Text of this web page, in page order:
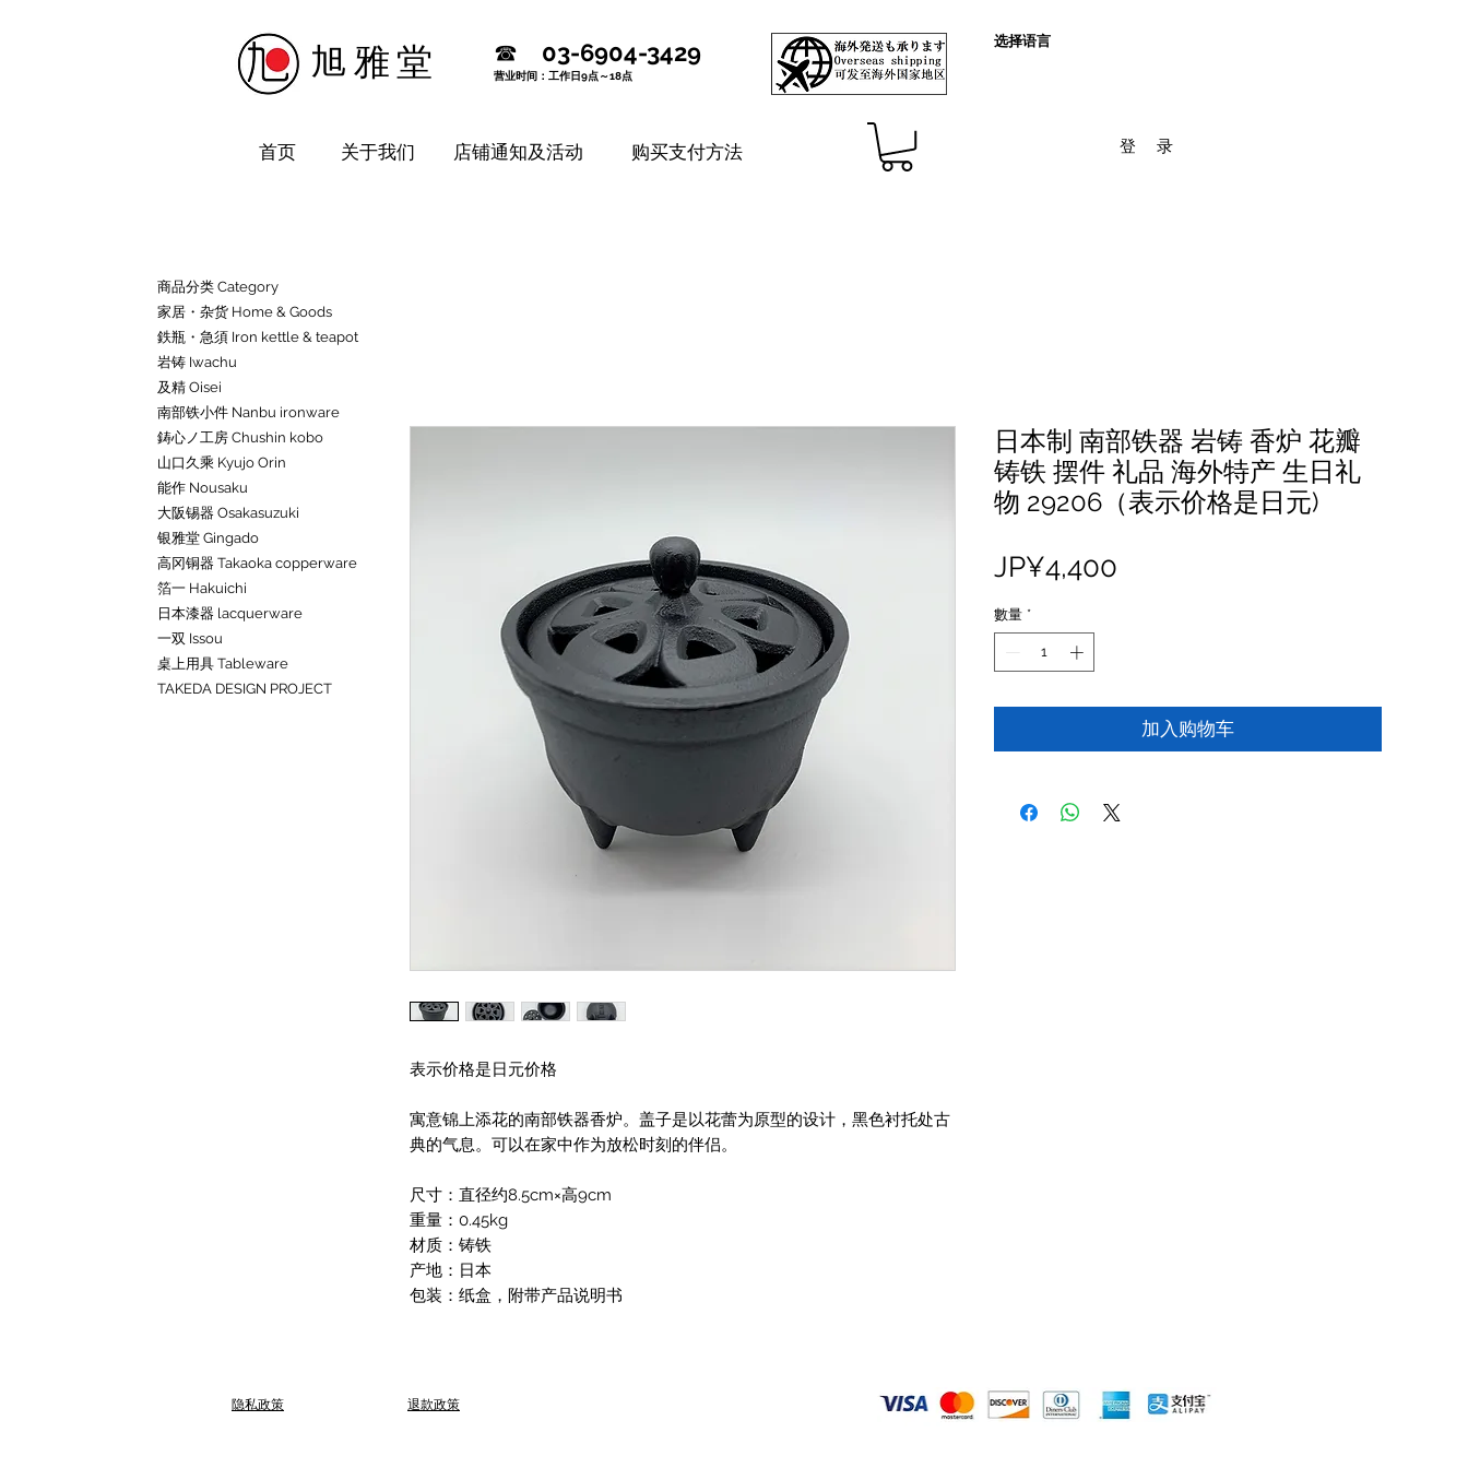
​旭雅堂 ☎ 03-6904-3429
营业时间：工作日9点～18点
首页 关于我们 店铺通知及活动 购买支付方法
选择语言
登 录
表示价格是日元价格
寓意锦上添花的南部铁器香炉。盖子是以花蕾为原型的设计，黑色衬托处古
典的气息。可以在家中作为放松时刻的伴侣。
尺寸：直径约8.5cm×高9cm
重量：0.45kg
材质：铸铁
产地：日本
包装：纸盒，附带产品说明书
日本制 南部铁器 岩铸 香炉 花瓣
铸铁 摆件 礼品 海外特产 生日礼
物 29206（表示价格是日元)
JP¥4,400
數量 *
加入购物车
商品分类 Category
家居・杂货 Home & Goods
鉄瓶・急須 Iron kettle & teapot
岩铸 Iwachu
及精 Oisei
南部铁小件 Nanbu ironware
鋳心ノ工房 Chushin kobo
山口久乘 Kyujo Orin
能作 Nousaku
大阪锡器 Osakasuzuki
银雅堂 Gingado
高冈铜器 Takaoka copperware
箔一 Hakuichi
日本漆器 lacquerware
一双 Issou
桌上用具 Tableware
TAKEDA DESIGN PROJECT
​隐私政策 退款政策